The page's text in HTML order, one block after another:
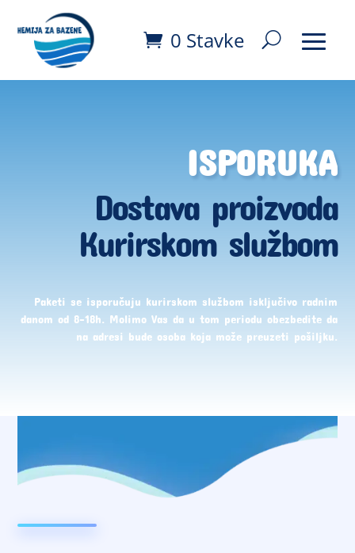
0 Stavke
ISPORUKA
Dostava proizvoda
Kurirskom službom
Paketi se isporučuju kurirskom službom isključivo radnim
danom od 8-18h. Molimo Vas da u tom periodu obezbedite da
na adresi bude osoba koja može preuzeti pošiljku.